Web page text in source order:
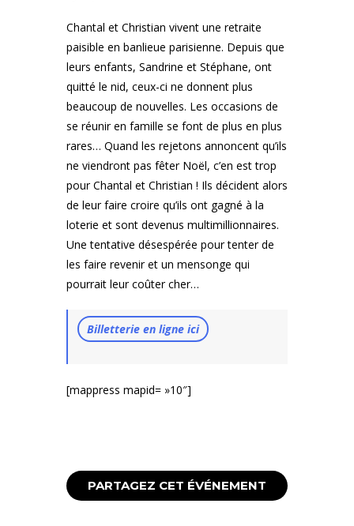
Chantal et Christian vivent une retraite
paisible en banlieue parisienne. Depuis que
leurs enfants, Sandrine et Stéphane, ont
quitté le nid, ceux-ci ne donnent plus
beaucoup de nouvelles. Les occasions de
se réunir en famille se font de plus en plus
rares… Quand les rejetons annoncent qu’ils
ne viendront pas fêter Noël, c’en est trop
pour Chantal et Christian ! Ils décident alors
de leur faire croire qu’ils ont gagné à la
loterie et sont devenus multimillionnaires.
Une tentative désespérée pour tenter de
les faire revenir et un mensonge qui
pourrait leur coûter cher…
Billetterie en ligne ici
[mappress mapid= »10″]
PARTAGEZ CET ÉVÉNEMENT